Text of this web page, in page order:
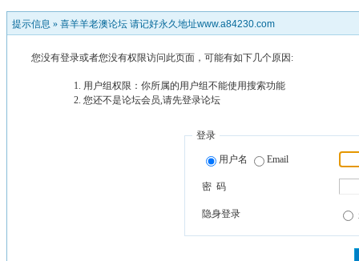
提示信息 » 喜羊羊老澳论坛 请记好永久地址www.a84230.com
您没有登录或者您没有权限访问此页面，可能有如下几个原因:
用户组权限：你所属的用户组不能使用搜索功能
您还不是论坛会员,请先登录论坛
登录
用户名 Email
密 码
隐身登录